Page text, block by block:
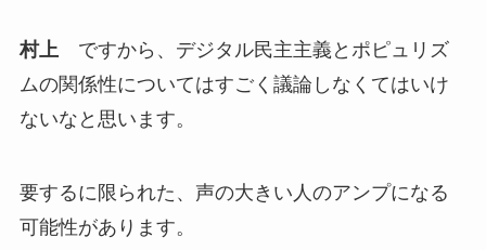
村上ですから、デジタル民主主義とポピュリズ
ムの関係性についてはすごく議論しなくてはいけ
ないなと思います。
要するに限られた、声の大きい人のアンプになる
可能性があります。